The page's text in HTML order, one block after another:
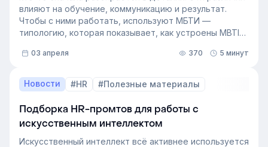
влияют на обучение, коммуникацию и результат.
Чтобы с ними работать, используют МБТИ —
типологию, которая показывает, как устроены MBTI
это тестирование применяют в бизнесе и какую
03 апреля 370 5 минут
Новости #HR #Полезные материалы
Подборка HR-промтов для работы с
искусственным интеллектом
Искусственный интеллект всё активнее используется